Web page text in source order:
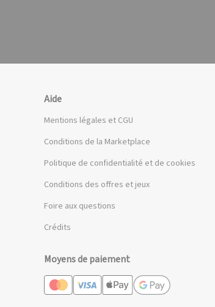
Aide
Mentions légales et CGU
Conditions de la Marketplace
Politique de confidentialité et de cookies
Conditions des offres et jeux
Foire aux questions
Crédits
Moyens de paiement